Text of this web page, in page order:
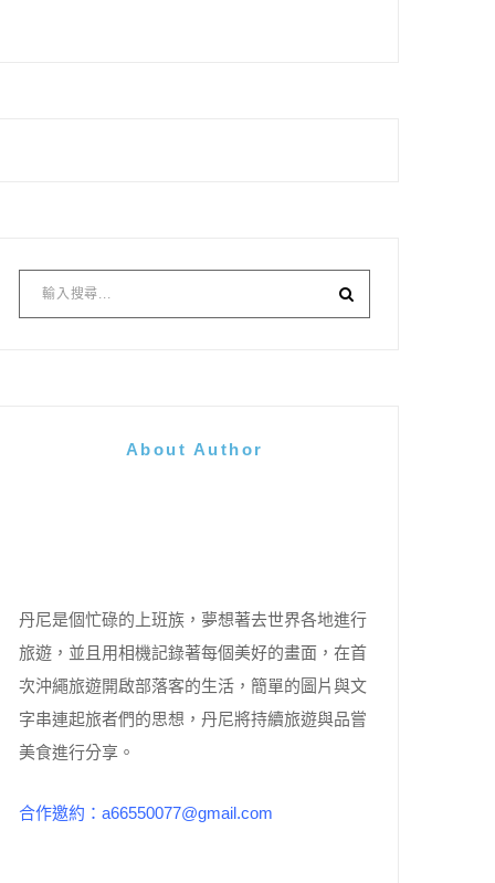
About Author
丹尼是個忙碌的上班族，夢想著去世界各地進行
旅遊，並且用相機記錄著每個美好的畫面，在首
次沖繩旅遊開啟部落客的生活，簡單的圖片與文
字串連起旅者們的思想，丹尼將持續旅遊與品嘗
美食進行分享。
合作邀約：a66550077@gmail.com